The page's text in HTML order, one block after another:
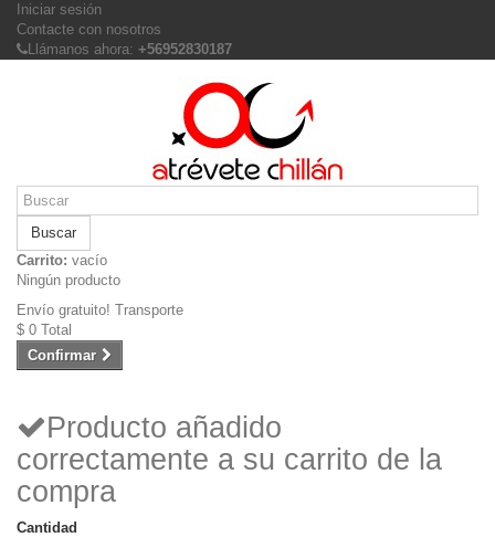
Iniciar sesión
Contacte con nosotros
Llámanos ahora: +56952830187
Buscar
Carrito: vacío
Ningún producto
Envío gratuito! Transporte
$ 0 Total
Confirmar
Producto añadido
correctamente a su carrito de la
compra
Cantidad